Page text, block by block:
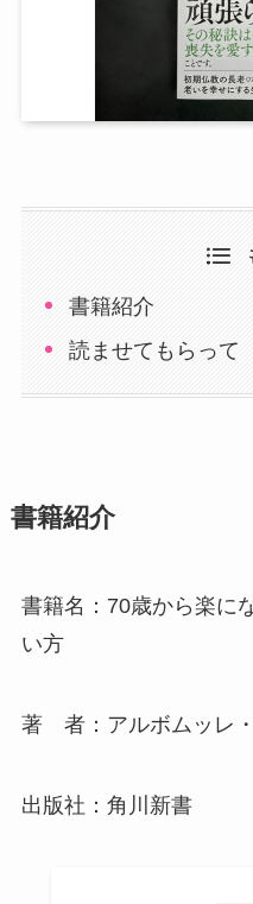
書籍紹介
読ませてもらって
書籍紹介
書籍名：70歳から楽
い方
著 者：アルボムッレ
出版社：角川新書